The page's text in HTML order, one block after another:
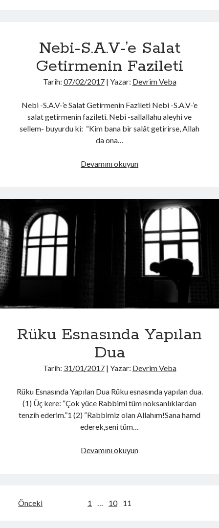
Nebi-S.A.V-’e Salat
Getirmenin Fazileti
Tarih: 07/02/2017| Yazar: Devrim Veba
Nebi -S.A.V-’e Salat Getirmenin Fazileti Nebi -S.A.V-’e
salat getirmenin fazileti. Nebi -sallallahu aleyhi ve
sellem- buyurdu ki: “Kim bana bir salât getirirse, Allah
da ona…
Devamını okuyunNebi-
Getirmenin
Fazileti
Rüku Esnasında Yapılan
Dua
Tarih: 31/01/2017| Yazar: Devrim Veba
Rüku Esnasında Yapılan Dua Rüku esnasında yapılan dua.
(1) Üç kere: “Çok yüce Rabbimi tüm noksanlıklardan
tenzih ederim.”1 (2) “Rabbimiz olan Allahım!Sana hamd
ederek,seni tüm…
Devamını okuyunRüku
Yazı
Önceki 1 … 10 11